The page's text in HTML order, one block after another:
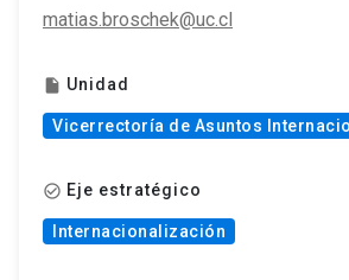
matias.broschek@uc.cl
insert_drive_file Unidad
Vicerrectoría de Asuntos
check_circle_outline Eje estratégico
Internacionalización